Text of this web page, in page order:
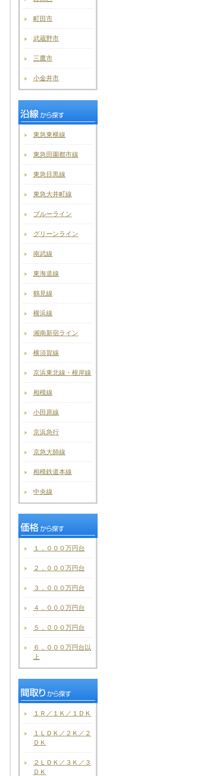
町田市
武蔵野市
三鷹市
小金井市
東急東横線
東急田園都市線
東急目黒線
東急大井町線
ブルーライン
グリーンライン
南武線
東海道線
鶴見線
横浜線
湘南新宿ライン
横須賀線
京浜東北線・根岸線
相模線
小田原線
京浜急行
京急大師線
相模鉄道本線
中央線
１，０００万円台
２，０００万円台
３，０００万円台
４，０００万円台
５，０００万円台
６，０００万円台以
上
１Ｒ／１Ｋ／１ＤＫ
１ＬＤＫ／２Ｋ／２
ＤＫ
２ＬＤＫ／３Ｋ／３
ＤＫ